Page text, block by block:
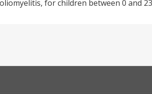
for children between 0 and